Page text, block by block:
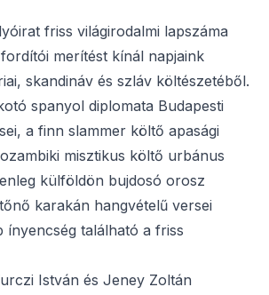
friss világirodalmi lapszáma
merítést kínál napjaink
skandináv és szláv költészetéből.
spanyol diplomata Budapesti
a finn slammer költő apasági
misztikus költő urbánus
külföldön bujdosó orosz
karakán hangvételű versei
ínyencség található a friss
István és Jeney Zoltán